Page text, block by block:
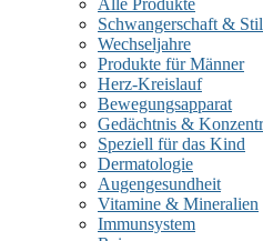
Alle Produkte
Schwangerschaft &
Wechseljahre
Produkte für Männer
Herz-Kreislauf
Bewegungsapparat
Gedächtnis &
Speziell für das Kind
Dermatologie
Augengesundheit
Vitamine & Mineralien
Immunsystem